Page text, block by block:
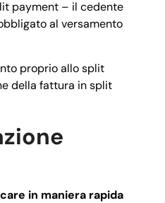
payment – il cedente
al versamento
proprio allo split
della fattura in split
in maniera rapida